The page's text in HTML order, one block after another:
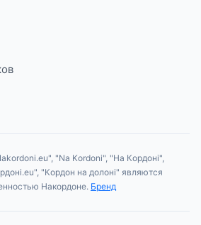
"Na Kordoni", "На Кордоні",
"Кордон на долоні" являются
Накордоне. Бренд